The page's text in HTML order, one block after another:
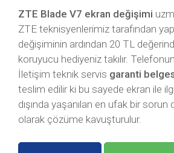
ZTE Blade V7 ekran değişimi
ZTE teknisyenlerimiz tarafından
değişiminin ardından 20 TL
koruyucu hediyeniz takılır.
İletişim teknik servis garanti
teslim edilir ki bu sayede ekran ile
dışında yaşanılan en ufak bir
olarak çözüme kavuşturulur.